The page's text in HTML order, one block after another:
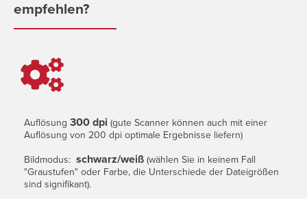
empfehlen?

Auflösung 300 dpi (gute Scanner können auch mit einer
Auflösung von 200 dpi optimale Ergebnisse liefern)
Bildmodus: schwarz/weiß (wählen Sie in keinem Fall
"Graustufen" oder Farbe, die Unterschiede der Dateigrößen
sind signifikant).